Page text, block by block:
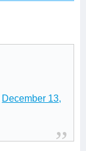
December 13,